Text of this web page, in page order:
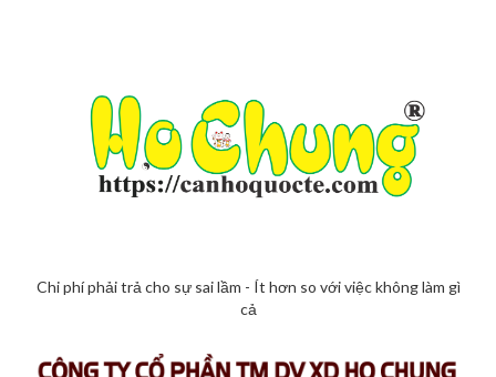
Chi phí phải trả cho sự sai lầm - Ít hơn so với việc không làm gì
cả